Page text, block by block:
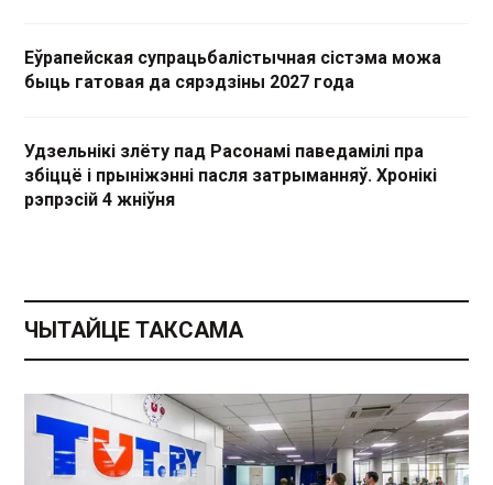
Еўрапейская супрацьбалістычная сістэма можа
быць гатовая да сярэдзіны 2027 года
Удзельнікі злёту пад Расонамі паведамілі пра
збіццё і прыніжэнні пасля затрыманняў. Хронікі
рэпрэсій 4 жніўня
ЧЫТАЙЦЕ ТАКСАМА